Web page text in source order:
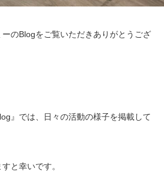
のBlogをご覧いただきありがとうござ
』では、日々の活動の様子を掲載して
と幸いです。